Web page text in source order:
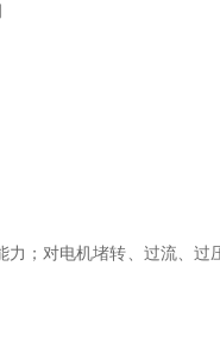
；对电机堵转、过流、